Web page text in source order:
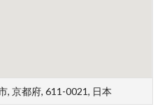
, 京都府, 611-0021, 日本